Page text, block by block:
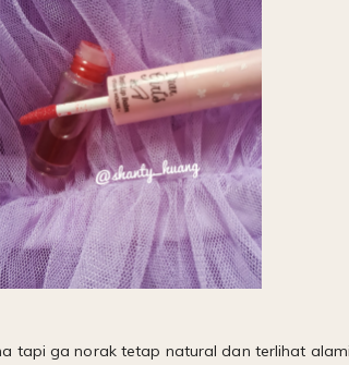
tapi ga norak tetap natural dan terlihat